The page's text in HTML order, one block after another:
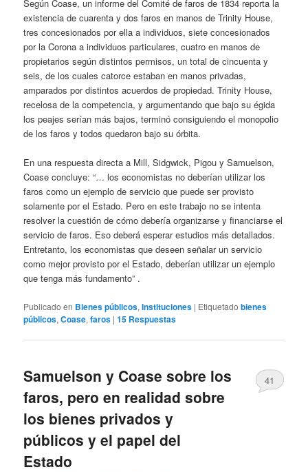
Según Coase, un informe del Comité de faros de 1834 reporta la
existencia de cuarenta y dos faros en manos de Trinity House,
tres concesionados por ella a individuos, siete concesionados
por la Corona a individuos particulares, cuatro en manos de
propietarios según distintos permisos, un total de cincuenta y
seis, de los cuales catorce estaban en manos privadas,
amparados por distintos acuerdos de propiedad. Trinity House,
recelosa de la competencia, y argumentando que bajo su égida
los peajes serían más bajos, terminó consiguiendo el monopolio
de los faros y todos quedaron bajo su órbita.
En una respuesta directa a Mill, Sidgwick, Pigou y Samuelson,
Coase concluye: “… los economistas no deberían utilizar los
faros como un ejemplo de servicio que puede ser provisto
solamente por el Estado. Pero en este trabajo no se intenta
resolver la cuestión de cómo debería organizarse y financiarse el
servicio de faros. Eso deberá esperar estudios más detallados.
Entretanto, los economistas que deseen señalar un servicio
como mejor provisto por el Estado, deberían utilizar un ejemplo
que tenga más fundamento” .
Publicado en Bienes públicos,Instituciones | Etiquetado bienes
públicos,Coase,faros |15 Respuestas
Samuelson y Coase sobre los
faros, pero en realidad sobre
los bienes privados y
públicos y el papel del
Estado
41